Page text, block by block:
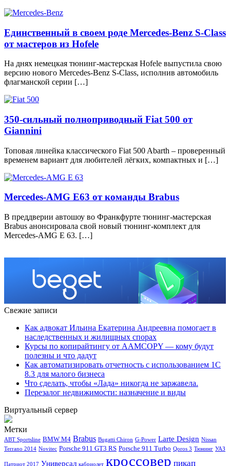
Единственный в своем роде Mercedes-Benz S-Class
от мастеров из Hofele
На днях немецкая тюнинг-мастерская Hofele выпустила свою
версию нового Mercedes-Benz S-Class, исполнив автомобиль
флагманской серии […]
350-сильный полноприводный Fiat 500 от
Giannini
Топовая линейка классического Fiat 500 Abarth – проверенный
временем вариант для любителей лёгких, компактных и […]
Mercedes-AMG E63 от команды Brabus
В преддверии автошоу во Франкфурте тюнинг-мастерская
Brabus анонсировала свой новый тюнинг-комплект для
Mercedes-AMG E 63. […]
Свежие записи
Как адвокат Ильина Екатерина Андреевна помогает в
наследственных и жилищных спорах
Курсы по копирайтингу от AAMCOPY — кому будут
полезны и что дадут
Как автоматизировать отчетность с использованием 1С
8.3 для малого бизнеса
Что сделать, чтобы «Лада» никогда не заржавела.
Перезалог недвижимости: назначение и виды
Виртуальный сервер
Метки
ABT Sportsline BMW M4 Brabus Bugatti Chiron G-Power Larte Design Nissan
Terrano 2014 Novitec Porsche 911 GT3 RS Porsche 911 Turbo Qoros 3 Тюнинг УАЗ
Патриот 2017 Универсал кабриолет кроссовер пикап